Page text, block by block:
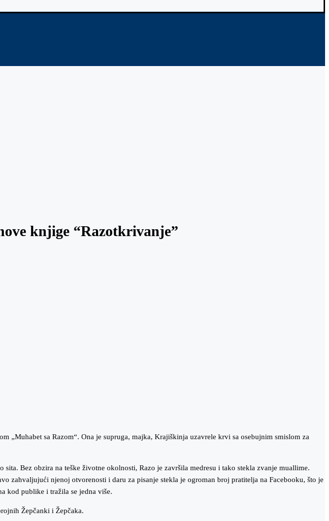
knjige “Razotkrivanje”
„Muhabet sa Razom“. Ona je supruga, majka, Krajiškinja uzavrele krvi sa osebujnim smislom za
Bez obzira na teške životne okolnosti, Razo je završila medresu i tako stekla zvanje muallime.
zahvaljujući njenoj otvorenosti i daru za pisanje stekla je ogroman broj pratitelja na Facebooku, što je
kod publike i tražila se jedna više.
Žepčanki i Žepčaka.